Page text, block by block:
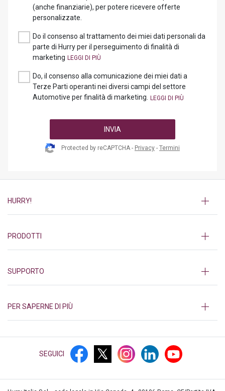
(anche finanziarie), per potere ricevere offerte
personalizzate.
Do il consenso al trattamento dei miei dati personali da
parte di Hurry per il perseguimento di finalità di
marketing
Do, il consenso alla comunicazione dei miei dati a
Terze Parti operanti nei diversi campi del settore
Automotive per finalità di marketing.
INVIA
Protected by reCAPTCHA - Privacy - Termini
HURRY!
PRODOTTI
SUPPORTO
PER SAPERNE DI PIÙ
SEGUICI